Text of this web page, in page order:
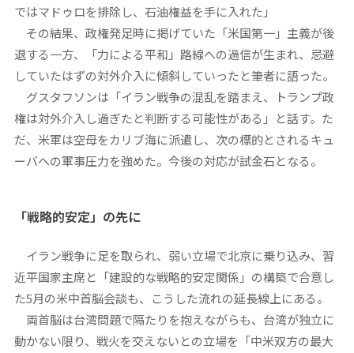
ではマドゥロを排除し、石油権益を手に入れた」
その結果、政権発足時に掲げていた「米国第一」主義が後
退する一方、「力による平和」路線への過信が生まれ、忌避
していたはずの対外介入に傾斜していったと筆者に語った。
グスタフソンは「イラン戦争の混乱を踏まえ、トランプ政
権は対外介入し過ぎたと判断する可能性がある」と話す。た
だ、米軍は空母をカリブ海に派遣し、次の標的とされるキュ
ーバへの軍事圧力を強めた。今後の対応が試金石となる。
「戦略的安定」の先に
イラン戦争に足を取られ、弱い立場で北京に乗り込み、習
近平国家主席と「建設的な戦略的安定関係」の構築で合意し
た5月の米中首脳会談も、こうした流れの延長線上にある。
両首脳は台湾問題で隔たりを抱えながらも、台湾が独立に
動かない限り、戦火を交えないとの立場を「中米双方の最大